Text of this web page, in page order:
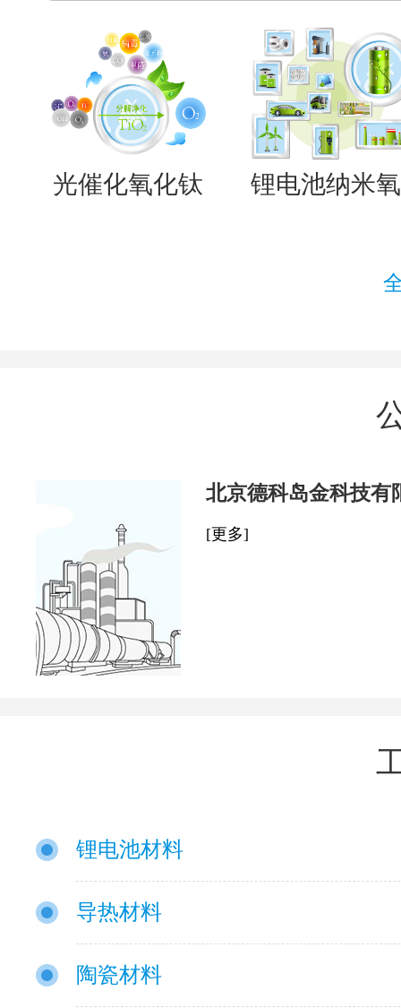
光催化氧化钛 锂电池纳米
北京德科岛金科技有
[更多]
锂电池材料
导热材料
陶瓷材料